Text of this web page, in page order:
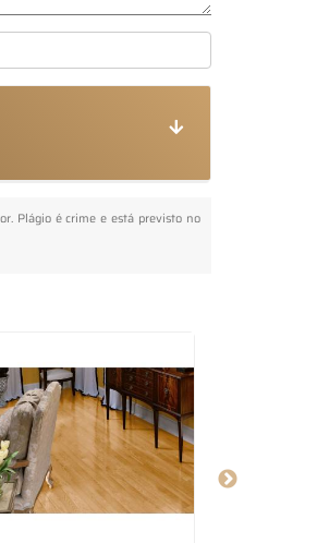
Plágio é crime e está previsto no